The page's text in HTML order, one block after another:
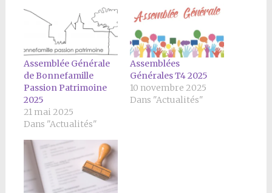
Assemblée Générale
de Bonnefamille
Passion Patrimoine
2025
21 mai 2025
Dans "Actualités"
Assemblées
Générales T4 2025
10 novembre 2025
Dans "Actualités"